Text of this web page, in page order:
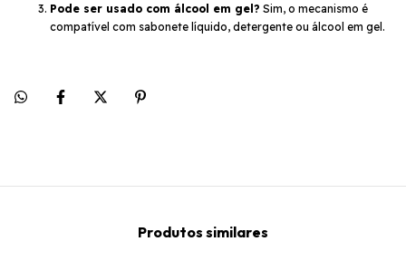
Pode ser usado com álcool em gel? Sim, o mecanismo é
compatível com sabonete líquido, detergente ou álcool em gel.
Produtos similares